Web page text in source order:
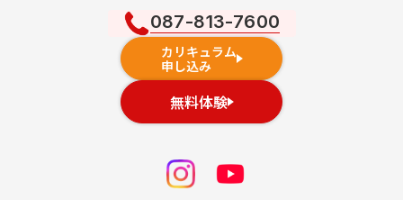
087-813-7600
カリキュラム
申し込み
無料体験